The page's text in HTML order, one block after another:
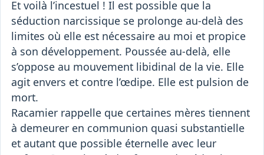
Et voilà l’incestuel ! Il est possible que la
séduction narcissique se prolonge au-delà des
limites où elle est nécessaire au moi et propice
à son développement. Poussée au-delà, elle
s’oppose au mouvement libidinal de la vie. Elle
agit envers et contre l’œdipe. Elle est pulsion de
mort.
Racamier rappelle que certaines mères tiennent
à demeurer en communion quasi substantielle
et autant que possible éternelle avec leur